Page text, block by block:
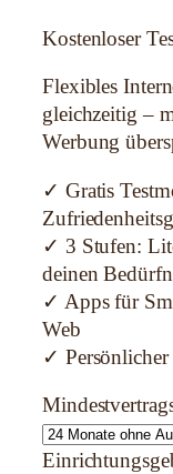
Kostenloser
Flexibles
gleichzeitig –
Werbung
✓ Gratis
✓ 3 Stufen:
deinen
✓ Apps für
Web
✓ Persönlicher